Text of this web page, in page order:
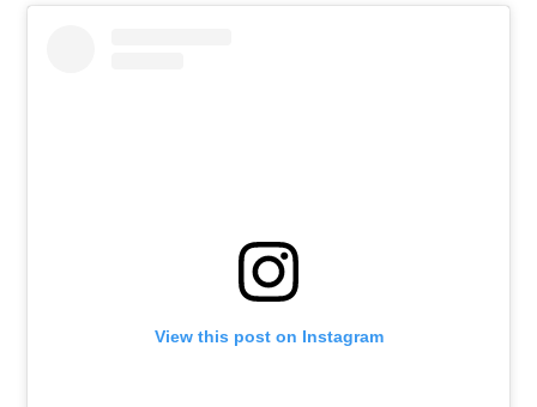
View this post on Instagram